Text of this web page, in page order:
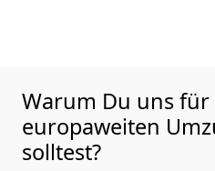
Warum Du uns für
europaweiten
solltest?